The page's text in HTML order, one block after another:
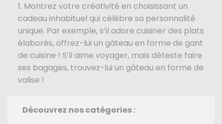
1. Montrez votre créativité en choisissant un
cadeau inhabituel qui célèbre sa personnalité
unique. Par exemple, s’il adore cuisiner des plats
élaborés, offrez-lui un gâteau en forme de gant
de cuisine ! S’il aime voyager, mais déteste faire
ses bagages, trouvez-lui un gâteau en forme de
valise !
Découvrez nos catégories :